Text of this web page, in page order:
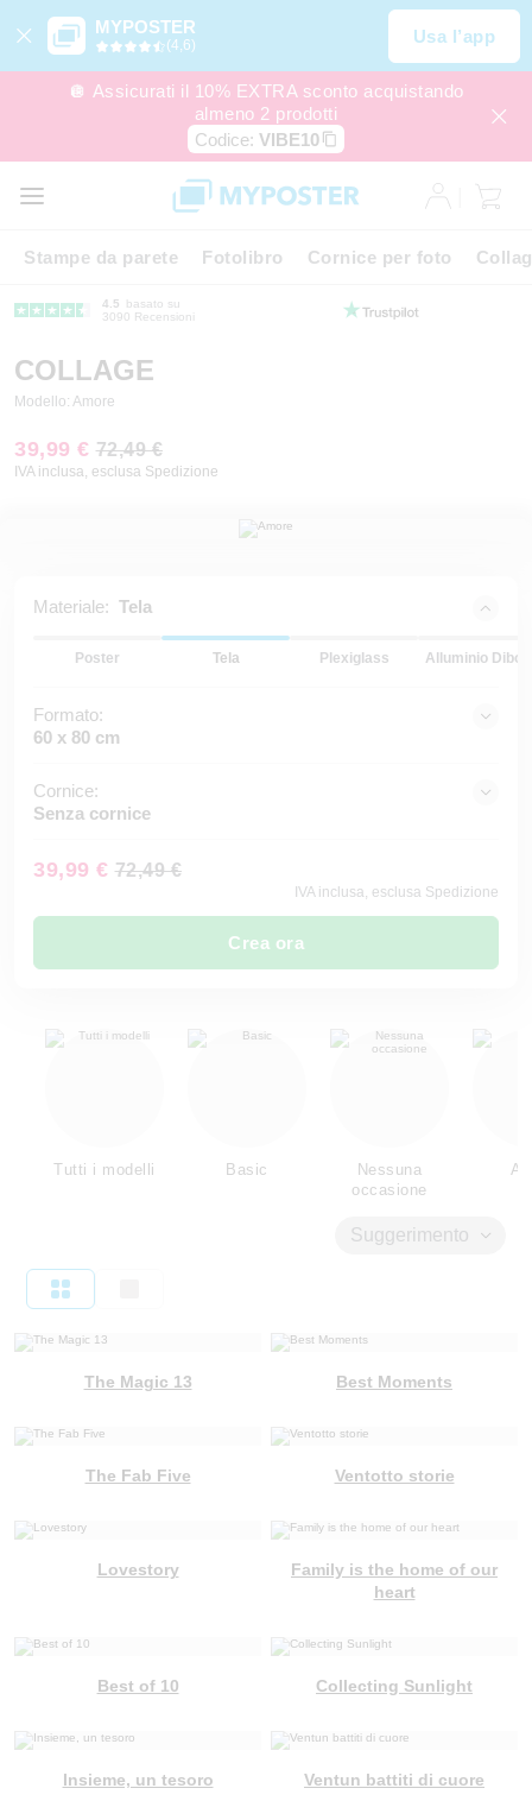
MYPOSTER
(4,6) Usa l’app
🪩 Assicurati il 10% EXTRA sconto acquistando
almeno 2 prodotti
Codice: VIBE10
Stampe da parete Fotolibro Cornice per foto
4.5
basato su
3090 Recensioni
COLLAGE
Modello: Amore
39,99 € 72,49 €
IVA inclusa, esclusa Spedizione
Materiale: Tela
Poster Tela Plexiglass Alluminio
Formato:
60 x 80 cm
Cornice:
Senza cornice
39,99 € 72,49 €
IVA inclusa, esclusa Spedizione
Crea ora
Tutti i modelli Basic
Nessuna
occasione
Suggerimento
The Magic 13 Best Moments
The Fab Five Ventotto storie
Lovestory
Family is the home of our
heart
Best of 10 Collecting Sunlight
Insieme, un tesoro Ventun battiti di cuore